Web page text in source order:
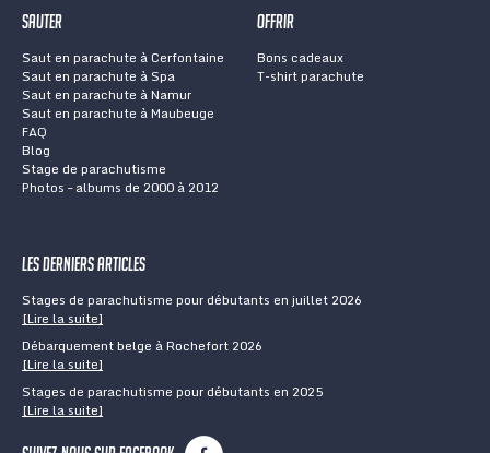
Sauter
Saut en parachute à Cerfontaine
Saut en parachute à Spa
Saut en parachute à Namur
Saut en parachute à Maubeuge
FAQ
Blog
Stage de parachutisme
Photos – albums de 2000 à 2012
Offrir
Bons cadeaux
T-shirt parachute
Les derniers articles
Stages de parachutisme pour débutants en juillet 2026
[Lire la suite]
Débarquement belge à Rochefort 2026
[Lire la suite]
Stages de parachutisme pour débutants en 2025
[Lire la suite]